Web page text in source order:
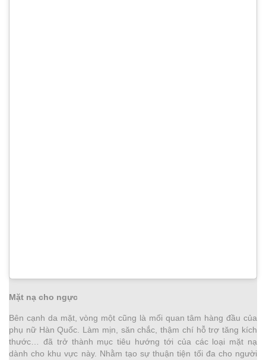
Mặt nạ cho ngực
Bên cạnh da mặt, vòng một cũng là mối quan tâm hàng đầu của
phụ nữ Hàn Quốc. Làm mịn, săn chắc, thậm chí hỗ trợ tăng kích
thước… đã trở thành mục tiêu hướng tới của các loại mặt nạ
dành cho khu vực này. Nhằm tạo sự thuận tiện tối đa cho người